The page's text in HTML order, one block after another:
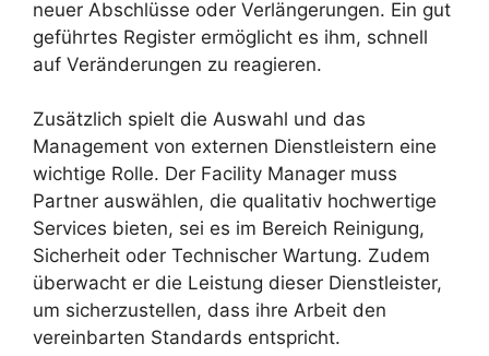
neuer Abschlüsse oder Verlängerungen. Ein gut
geführtes Register ermöglicht es ihm, schnell
auf Veränderungen zu reagieren.
Zusätzlich spielt die Auswahl und das
Management von externen Dienstleistern eine
wichtige Rolle. Der Facility Manager muss
Partner auswählen, die qualitativ hochwertige
Services bieten, sei es im Bereich Reinigung,
Sicherheit oder Technischer Wartung. Zudem
überwacht er die Leistung dieser Dienstleister,
um sicherzustellen, dass ihre Arbeit den
vereinbarten Standards entspricht.